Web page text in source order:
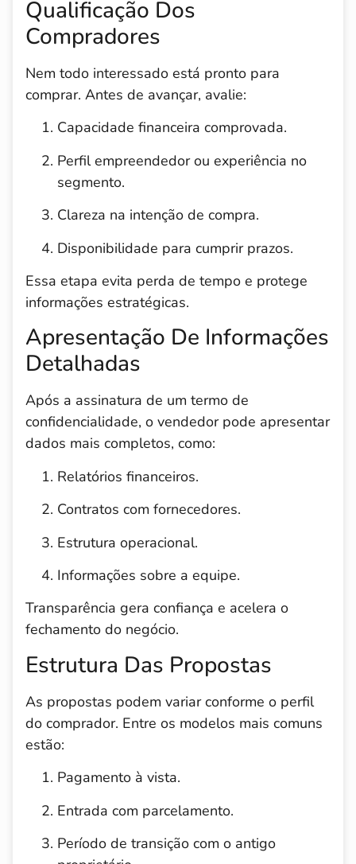
Qualificação Dos
Compradores
Nem todo interessado está pronto para
comprar. Antes de avançar, avalie:
Capacidade financeira comprovada.
Perfil empreendedor ou experiência no
segmento.
Clareza na intenção de compra.
Disponibilidade para cumprir prazos.
Essa etapa evita perda de tempo e protege
informações estratégicas.
Apresentação De Informações
Detalhadas
Após a assinatura de um termo de
confidencialidade, o vendedor pode apresentar
dados mais completos, como:
Relatórios financeiros.
Contratos com fornecedores.
Estrutura operacional.
Informações sobre a equipe.
Transparência gera confiança e acelera o
fechamento do negócio.
Estrutura Das Propostas
As propostas podem variar conforme o perfil
do comprador. Entre os modelos mais comuns
estão:
Pagamento à vista.
Entrada com parcelamento.
Período de transição com o antigo